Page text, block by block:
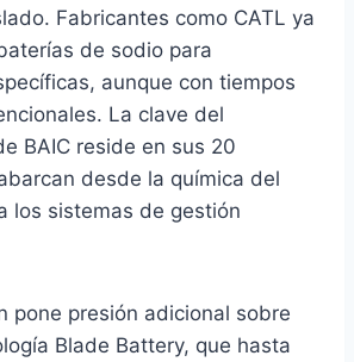
Fabricantes como CATL ya
de sodio para
aunque con tiempos
La clave del
BAIC reside en sus 20
desde la química del
los sistemas de gestión
pone presión adicional sobre
Blade Battery, que hasta